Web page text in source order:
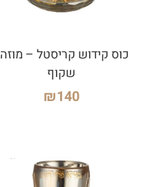
כוס קידוש קריסטל –
שקוף
₪140